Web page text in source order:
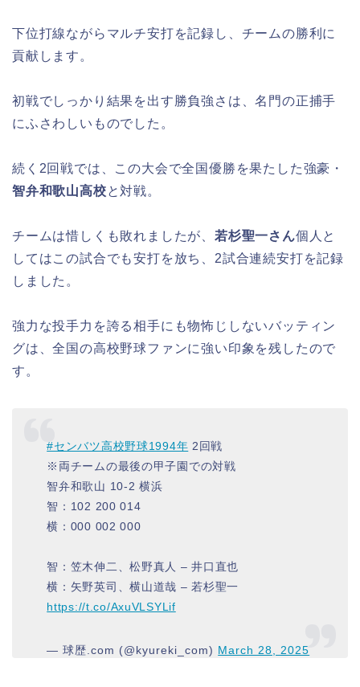
下位打線ながらマルチ安打を記録し、チームの勝利に
貢献します。
初戦でしっかり結果を出す勝負強さは、名門の正捕手
にふさわしいものでした。
続く2回戦では、この大会で全国優勝を果たした強豪・
智弁和歌山高校と対戦。
チームは惜しくも敗れましたが、 若杉聖一さん個人と
してはこの試合でも安打を放ち、2試合連続安打を記録
しました。
強力な投手力を誇る相手にも物怖じしないバッティン
グは、全国の高校野球ファンに強い印象を残したので
す。
#センバツ高校野球1994年 2回戦
※両チームの最後の甲子園での対戦
智弁和歌山 10-2 横浜
智：102 200 014
横：000 002 000
智：笠木伸二、松野真人 – 井口直也
横：矢野英司、横山道哉 – 若杉聖一
https://t.co/AxuVLSYLif
— 球歴.com (@kyureki_com) March 28, 2025